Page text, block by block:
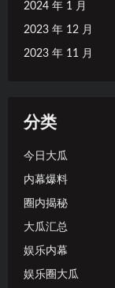
2024 年 1 月
2023 年 12 月
2023 年 11 月
分类
今日大瓜
内幕爆料
圈内揭秘
大瓜汇总
娱乐内幕
娱乐圈大瓜